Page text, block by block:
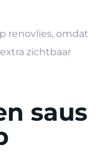
renovlies, omdat
zichtbaar
saus